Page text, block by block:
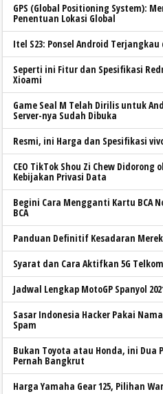
GPS (Global Positioning System):
Penentuan Lokasi Global
Itel S23: Ponsel Android
Seperti ini Fitur dan Spesifikasi
Xioami
Game Seal M Telah Dirilis untuk
Server-nya Sudah Dibuka
Resmi, ini Harga dan Spesifikasi
CEO TikTok Shou Zi Chew
Kebijakan Privasi Data
Begini Cara Mengganti Kartu BCA
BCA
Panduan Definitif Kesadaran
Syarat dan Cara Aktifkan 5G
Jadwal Lengkap MotoGP Spanyol
Sasar Indonesia Hacker Pakai
Spam
Bukan Toyota atau Honda, ini Dua
Pernah Bangkrut
Harga Yamaha Gear 125, Pilihan